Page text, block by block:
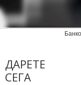
ДАРЕТЕ
СЕГА